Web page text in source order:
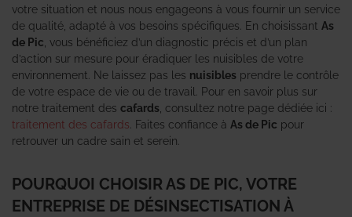
votre situation et nous nous engageons à vous fournir un service
de qualité, adapté à vos besoins spécifiques. En choisissant As
de Pic , vous bénéficiez d’un diagnostic précis et d’un plan
d’action sur mesure pour éradiquer les nuisibles de votre
environnement. Ne laissez pas les nuisibles prendre le contrôle
de votre espace de vie ou de travail. Pour en savoir plus sur
notre traitement des cafards , consultez notre page dédiée ici :
traitement des cafards . Faites confiance à As de Pic pour
retrouver un cadre sain et serein.
POURQUOI CHOISIR AS DE PIC, VOTRE
ENTREPRISE DE DÉSINSECTISATION À